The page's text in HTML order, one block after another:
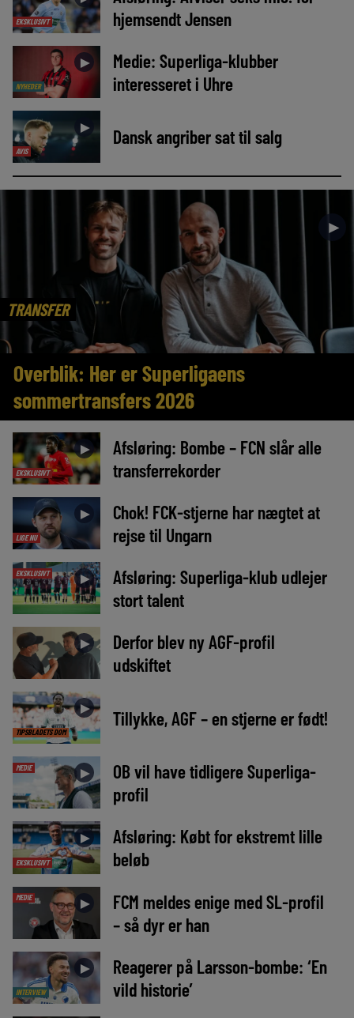
EKSKLUSIVT
hjemsendt Jensen
NYHEDER
►
Medie: Superliga-klubber
interesseret i Uhre
AVIS
► Dansk angriber sat til salg
TRANSFER
►
Overblik: Her er Superligaens
sommertransfers 2026
EKSKLUSIVT
►
Afsløring: Bombe – FCN slår alle
transferrekorder
LIGE NU
►
Chok! FCK-stjerne har nægtet at
rejse til Ungarn
EKSKLUSIVT ►
Afsløring: Superliga-klub udlejer
stort talent
►
Derfor blev ny AGF-profil
udskiftet
TIPSBLADETS DOM
► Tillykke, AGF – en stjerne er født!
MEDIE ►
OB vil have tidligere Superliga-
profil
EKSKLUSIVT
►
Afsløring: Købt for ekstremt lille
beløb
MEDIE ►
FCM meldes enige med SL-profil
– så dyr er han
INTERVIEW
►
Reagerer på Larsson-bombe: ‘En
vild historie’